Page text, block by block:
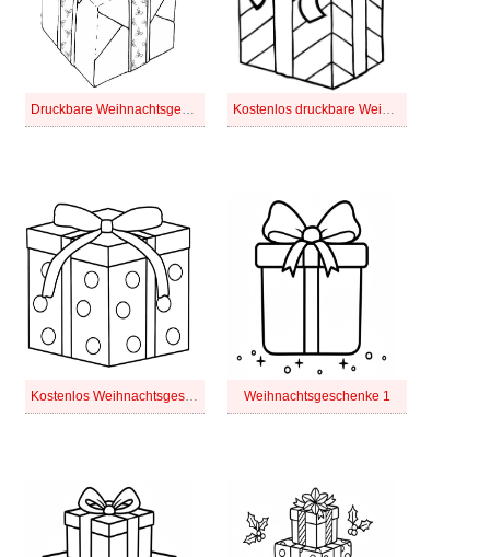
Druckbare Weihnachtsgeschenke Kostenlos druckbare Weihnachtsgeschenke
Kostenlos Weihnachtsgeschenke Weihnachtsgeschenke 1